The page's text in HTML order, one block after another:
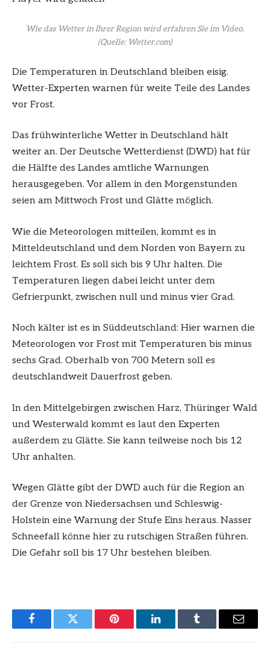
Wie das Wetter in Ihrer Region wird erfahren Sie im Video.
(Quelle: Wetter.com)
Die Temperaturen in Deutschland bleiben eisig.
Wetter-Experten warnen für weite Teile des Landes
vor Frost.
Das frühwinterliche Wetter in Deutschland hält
weiter an. Der Deutsche Wetterdienst (DWD) hat für
die Hälfte des Landes amtliche Warnungen
herausgegeben. Vor allem in den Morgenstunden
seien am Mittwoch Frost und Glätte möglich.
Wie die Meteorologen mitteilen, kommt es in
Mitteldeutschland und dem Norden von Bayern zu
leichtem Frost. Es soll sich bis 9 Uhr halten. Die
Temperaturen liegen dabei leicht unter dem
Gefrierpunkt, zwischen null und minus vier Grad.
Noch kälter ist es in Süddeutschland: Hier warnen die
Meteorologen vor Frost mit Temperaturen bis minus
sechs Grad. Oberhalb von 700 Metern soll es
deutschlandweit Dauerfrost geben.
In den Mittelgebirgen zwischen Harz, Thüringer Wald
und Westerwald kommt es laut den Experten
außerdem zu Glätte. Sie kann teilweise noch bis 12
Uhr anhalten.
Wegen Glätte gibt der DWD auch für die Region an
der Grenze von Niedersachsen und Schleswig-
Holstein eine Warnung der Stufe Eins heraus. Nasser
Schneefall könne hier zu rutschigen Straßen führen.
Die Gefahr soll bis 17 Uhr bestehen bleiben.
FacebookTwitter Pinterest LinkedInTumblr Email